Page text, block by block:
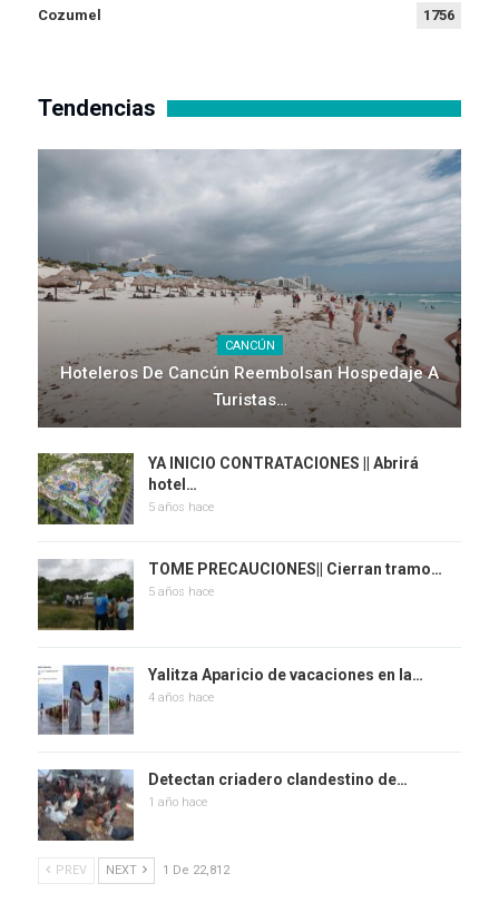
Cozumel 1756
Tendencias
CANCÚN
Hoteleros De Cancún Reembolsan Hospedaje A
Turistas…
YA INICIO CONTRATACIONES || Abrirá
hotel…
5 años hace
TOME PRECAUCIONES|| Cierran tramo…
5 años hace
Yalitza Aparicio de vacaciones en la…
4 años hace
Detectan criadero clandestino de…
1 año hace
PREV NEXT 1 De 22,812